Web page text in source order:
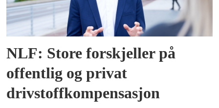
NLF: Store forskjeller på
offentlig og privat
drivstoffkompensasjon